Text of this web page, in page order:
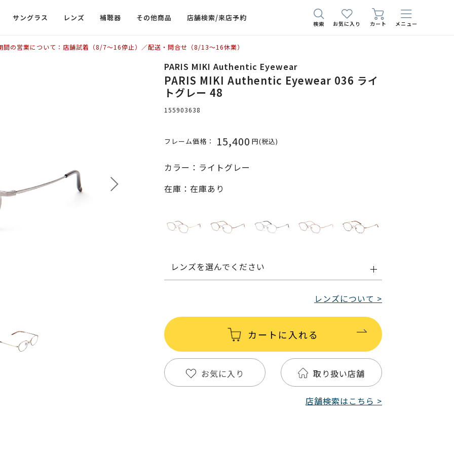
サングラス レンズ 補聴器 その他商品 店舗検索/来店予約
検索 お気に入り カート メニュー
間の営業について：店舗試着（8/7〜16停止）／配送・問合せ（8/13〜16休業）
PARIS MIKI Authentic Eyewear
PARIS MIKI Authentic Eyewear 036 ライ
トグレー 48
155903638
フレーム価格： 15,400 円(税込)
カラー：ライトグレー
在庫：在庫あり
レンズを選んでください
レンズについて >
カートに入れる
お気に入り 取り扱い店舗
店舗検索はこちら >